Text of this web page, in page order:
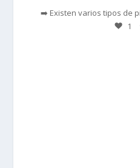
➡️ Existen varios tipos de
1